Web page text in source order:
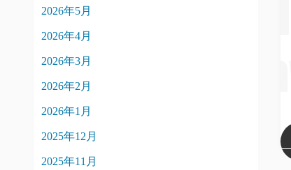
2026年5月
2026年4月
2026年3月
2026年2月
2026年1月
2025年12月
2025年11月